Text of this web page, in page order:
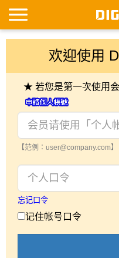
欢迎使用
★ 若您是第一次使用
【范例：user@company.com】
忘记口令
记住帐号口令